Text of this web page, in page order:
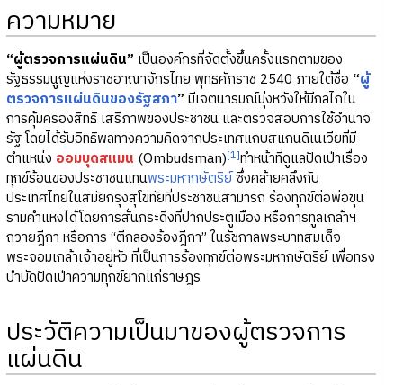
ความหมาย
“ผู้ตรวจการแผ่นดิน” เป็นองค์กรที่จัดตั้งขึ้นครั้งแรกตามของ
รัฐธรรมนูญแห่งราชอาณาจักรไทย พุทธศักราช 2540 ภายใต้ชื่อ “ผู้
ตรวจการแผ่นดินของรัฐสภา” มีเจตนารมณ์มุ่งหวังให้มีกลไกใน
การคุ้มครองสิทธิ เสรีภาพของประชาชน และตรวจสอบการใช้อำนาจ
รัฐ โดยได้รับอิทธิพลทางความคิดจากประเทศแถบสแกนดิเนเวียที่มี
ตำแหน่ง ออมบุดสแมน (Ombudsman)[1]ทำหน้าที่ดูแลปัดเป่าเรื่อง
ทุกข์ร้อนของประชาชนแทนพระมหากษัตริย์ซึ่งคล้ายคลึงกับ
ประเทศไทยในสมัยกรุงสุโขทัยที่ประชาชนสามารถ ร้องทุกข์ต่อพ่อขุน
รามคำแหงได้โดยการสั่นกระดิ่งที่ปากประตูเมือง หรือการทูลเกล้าฯ
ถวายฎีกา หรือการ “ตีกลองร้องฎีกา” ในรัชกาลพระบาทสมเด็จ
พระจอมเกล้าเจ้าอยู่หัว ที่เป็นการร้องทุกข์ต่อพระมหากษัตริย์ เพื่อทรง
บำบัดปัดเป่าความทุกข์ยากแก่ราษฎร
ประวัติความเป็นมาของผู้ตรวจการ
แผ่นดิน